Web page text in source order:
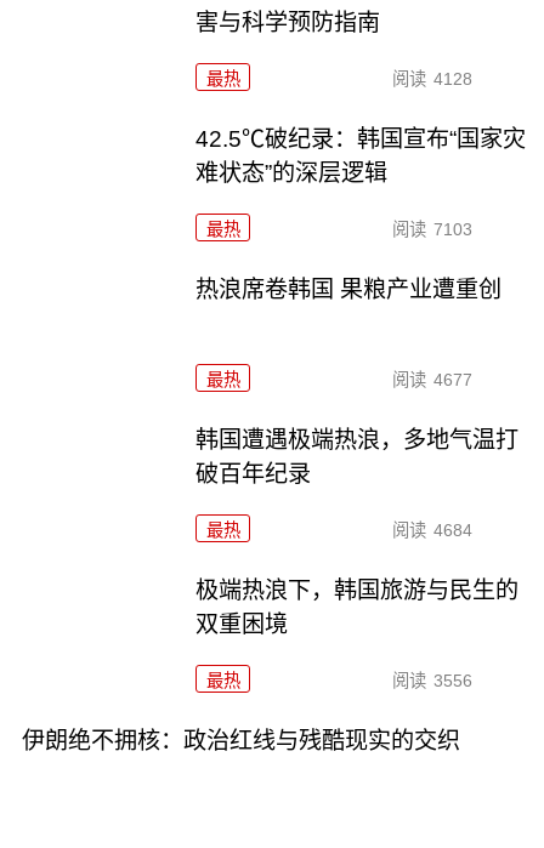
害与科学预防指南
最热 阅读 4128
42.5℃破纪录：韩国宣布“国家灾
难状态”的深层逻辑
最热 阅读 7103
热浪席卷韩国 果粮产业遭重创
最热 阅读 4677
韩国遭遇极端热浪，多地气温打
破百年纪录
最热 阅读 4684
极端热浪下，韩国旅游与民生的
双重困境
最热 阅读 3556
伊朗绝不拥核：政治红线与残酷现实的交织